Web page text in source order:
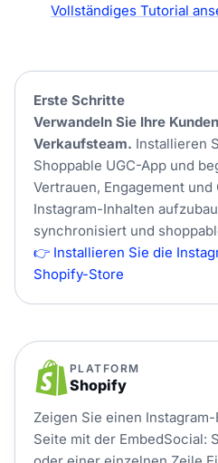
Vollständiges Tutorial
Erste Schritte
Verwandeln Sie Ihre
Verkaufsteam. Installieren
Shoppable UGC-App und
Vertrauen, Engagement
Instagram-Inhalten
synchronisiert und
👉 Installieren Sie die
Shopify-Store
PLATFORM
Shopify
Zeigen Sie einen
Seite mit der EmbedSocial: